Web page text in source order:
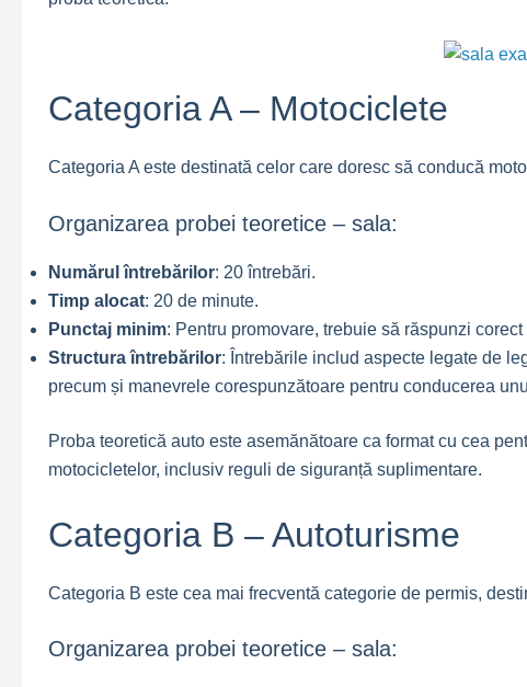
Categoria A – Motociclete
Categoria A este destinată celor care doresc să conducă
Organizarea probei teoretice – sala:
Numărul întrebărilor: 20 întrebări.
Timp alocat: 20 de minute.
Punctaj minim: Pentru promovare, trebuie să răspunzi
Structura întrebărilor: Întrebările includ aspecte legate de
precum și manevrele corespunzătoare pentru conducerea
Proba teoretică auto este asemănătoare ca format cu cea
motocicletelor, inclusiv reguli de siguranță suplimentare.
Categoria B – Autoturisme
Categoria B este cea mai frecventă categorie de permis,
Organizarea probei teoretice – sala: